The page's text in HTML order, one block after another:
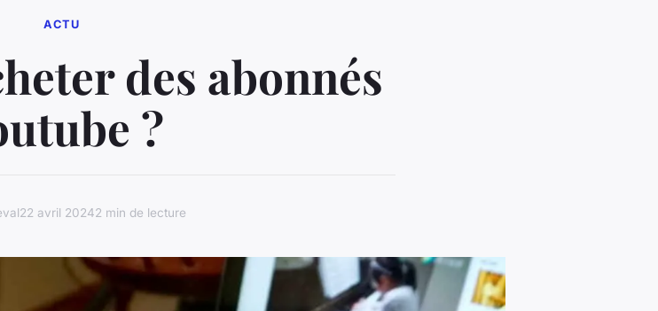
ACTU
des abonnés
?
22 avril 20242 min de lecture